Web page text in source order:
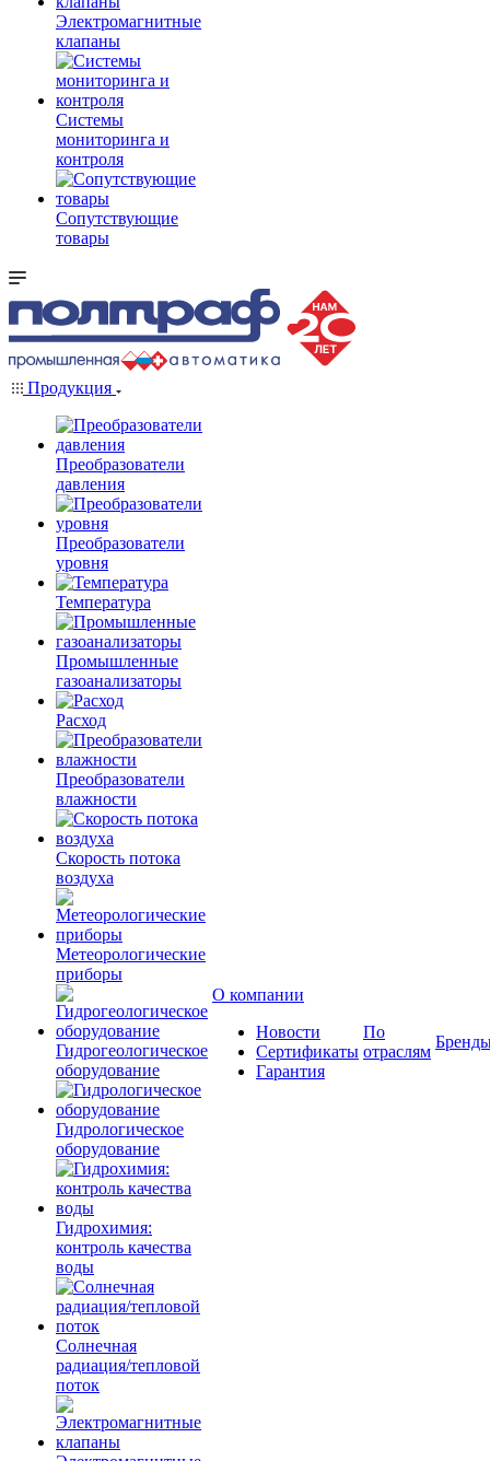
Электромагнитные
клапаны
Системы
мониторинга и
контроля
Сопутствующие
товары
Продукция
Преобразователи
давления
Преобразователи
уровня
Температура
Промышленные
газоанализаторы
Расход
Преобразователи
влажности
Скорость потока
воздуха
Метеорологические
приборы
Гидрогеологическое
оборудование
Гидрологическое
оборудование
Гидрохимия:
контроль качества
воды
Солнечная
радиация/тепловой
поток
О компании
Новости
Сертификаты
Гарантия
По
отраслям